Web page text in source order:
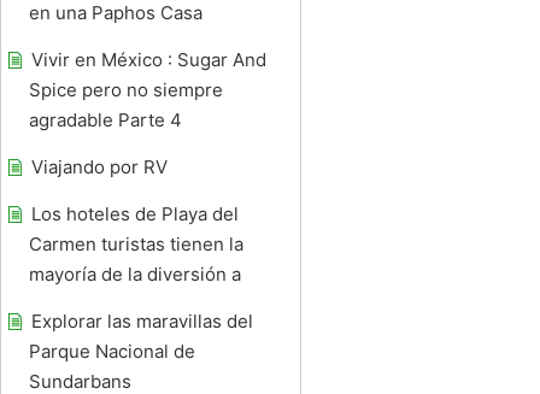
en una Paphos Casa
Vivir en México : Sugar And
Spice pero no siempre
agradable Parte 4
Viajando por RV
Los hoteles de Playa del
Carmen turistas tienen la
mayoría de la diversión a
Explorar las maravillas del
Parque Nacional de
Sundarbans